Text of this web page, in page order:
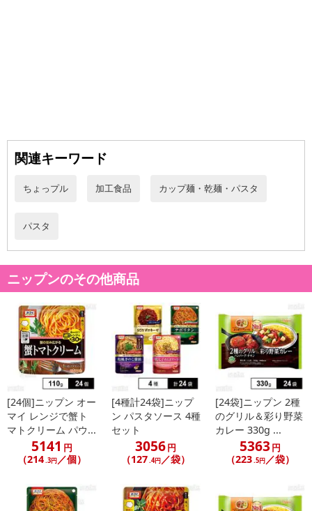
休業日
■その他共通および商品カテゴリー別注意事項（※必ずご確認くだ
さい）
こちらの情報は2026-07-09 14:13:35.0での情報となります。
関連キーワード
ちょっプル 加工食品 カップ麺・乾麺・パスタ
パスタ
ニップンのその他商品
[24個]ニップン オー
マイ レンジで蟹ト
マトクリーム パウ...
5141 円
（214.3円／個）
[4種計24袋]ニップ
ン パスタソース 4種
セット
3056円
（127.4円／袋）
[24袋]ニップン 2種
のグリル＆彩り野菜
カレー 330g ...
5363円
（223.5円／袋）